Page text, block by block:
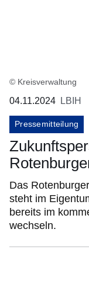
© Kreisverwaltung
04.11.2024 LBIH
Pressemitteilung
Das
steht im
bereits im
wechseln.